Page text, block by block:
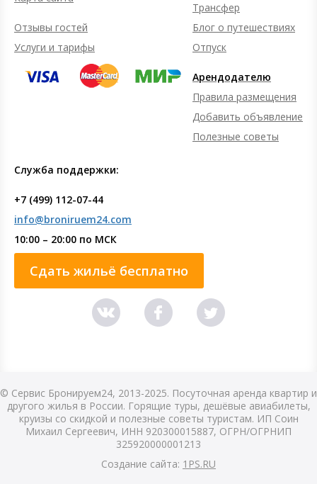
Отзывы гостей
Услуги и тарифы
Трансфер
Блог о путешествиях
Отпуск
Арендодателю
Правила размещения
Добавить объявление
Полезные советы
Служба поддержки:
+7 (499) 112-07-44
info@broniruem24.com
10:00 – 20:00 по МСК
Сдать жильё бесплатно
© Сервис Бронируем24, 2013-2025. Посуточная аренда квартир и
другого жилья в России. Горящие туры, дешёвые авиабилеты,
круизы со скидкой и полезные советы туристам. ИП Соин
Михаил Сергеевич, ИНН 920300015887, ОГРН/ОГРНИП
325920000001213
Создание сайта: 1PS.RU